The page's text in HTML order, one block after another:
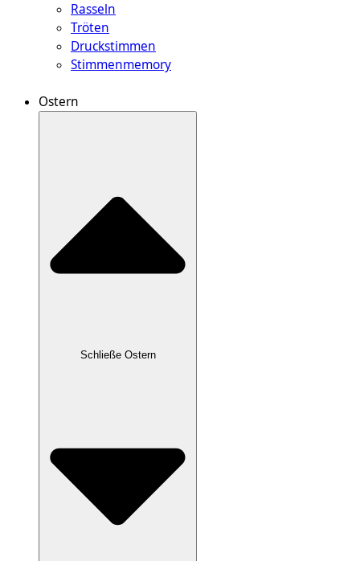
Rasseln
Tröten
Druckstimmen
Stimmenmemory
Ostern
Schließe Ostern